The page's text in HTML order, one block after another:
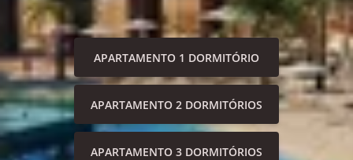
APARTAMENTO 1 DORMITÓRIO
APARTAMENTO 2 DORMITÓRIOS
APARTAMENTO 3 DORMITÓRIOS